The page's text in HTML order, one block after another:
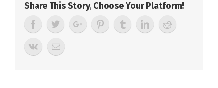
ACHIZIŢIE
Servicii
formare
Share This Story, Choose Your Platform!